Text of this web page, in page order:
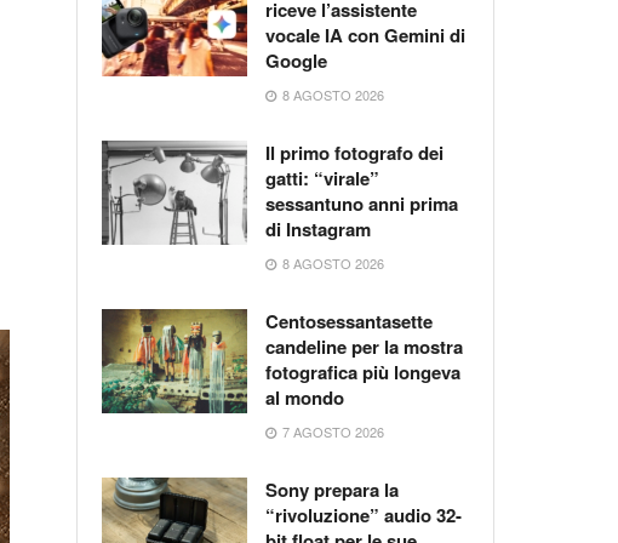
riceve l’assistente
vocale IA con Gemini di
Google
8 AGOSTO 2026
Il primo fotografo dei
gatti: “virale”
sessantuno anni prima
di Instagram
8 AGOSTO 2026
Centosessantasette
candeline per la mostra
fotografica più longeva
al mondo
7 AGOSTO 2026
Sony prepara la
“rivoluzione” audio 32-